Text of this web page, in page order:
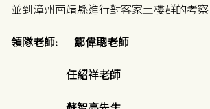
並到漳州南靖縣進行對客家土樓群的考察
領隊老師: 鄒偉聰老師
任紹祥老師